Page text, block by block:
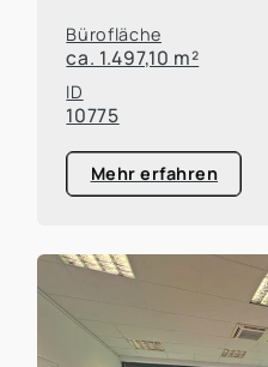
Bürofläche
ca. 1.497,10 m²
ID
10775
Mehr erfahren